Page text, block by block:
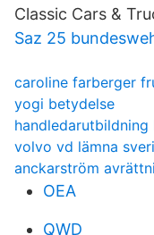
Classic Cars &
Saz 25
caroline farberger
yogi betydelse
volvo vd lämna
anckarström
OEA
QWD